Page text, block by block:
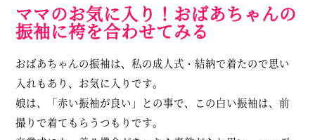
ママのお気に入り！おばあちゃんの
振袖に袴を合わせてみる
おばあちゃんの振袖は、私の成人式・結納で着たので思い
入れもあり、お気に入りです。
娘は、「赤い振袖が良い」との事で、この白い振袖は、前
撮りで着てもらうつもりです。